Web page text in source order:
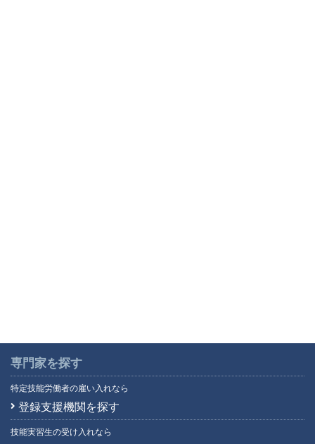
専門家を探す
特定技能労働者の雇い入れなら
登録支援機関を探す
技能実習生の受け入れなら